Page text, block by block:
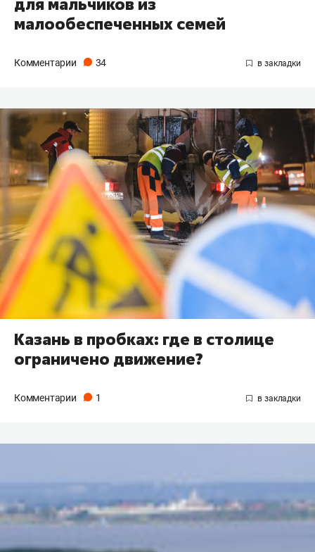
для мальчиков из
малообеспеченных семей
Комментарии 34
Казань в пробках: где в столице
ограничено движение?
Комментарии 1